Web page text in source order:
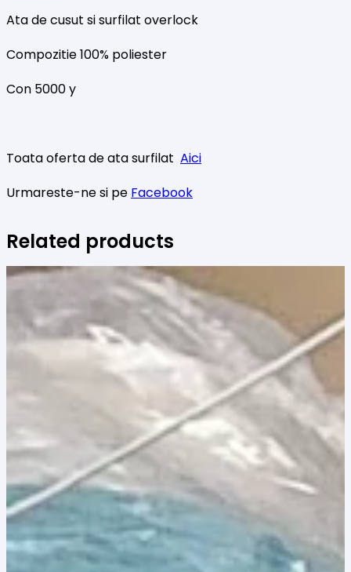
Ata de cusut si surfilat overlock
Compozitie 100% poliester
Con 5000 y
Toata oferta de ata surfilat Aici
Urmareste-ne si pe Facebook
Related products